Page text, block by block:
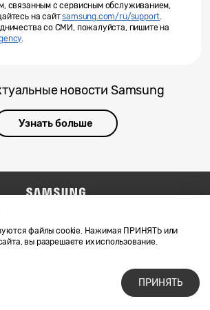
файлы cookie. Нажимая ПРИНЯТЬ или
вы разрешаете их использование.
ПРИНЯТЬ
связанным с сервисным обслуживанием,
на сайтsamsung.com/ru/support.
со СМИ, пожалуйста, пишите на
.
новости Samsung
Узнать больше
нам
использования материалов
и файлы cookie